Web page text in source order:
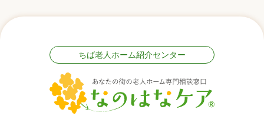
ちば老人ホーム紹介センター